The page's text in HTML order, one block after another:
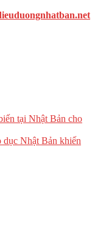
tại Nhật Bản cho
dục Nhật Bản khiến